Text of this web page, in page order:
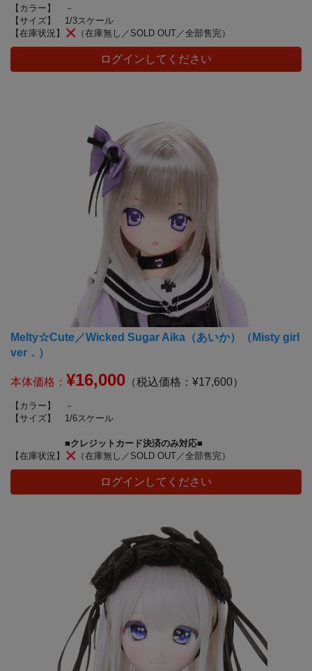
【カラー】
－
【サイズ】
1/3スケール
【在庫状況】
（在庫無し／SOLD OUT／全部售完）
ログインしてください
Melty☆Cute／Wicked Sugar Aika（あいか）（Misty girl
ver．）
本体価格： ¥16,000 （税込価格：¥17,600）
【カラー】
－
【サイズ】
1/6スケール
■クレジットカード決済のみ対応■
【在庫状況】
（在庫無し／SOLD OUT／全部售完）
ログインしてください